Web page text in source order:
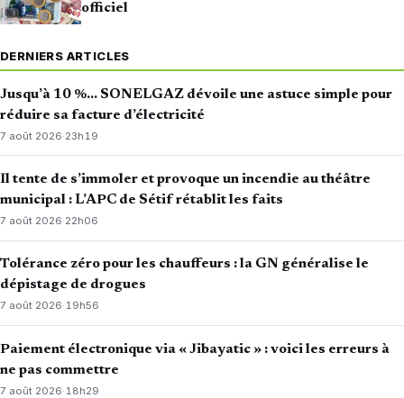
officiel
DERNIERS ARTICLES
Jusqu’à 10 %… SONELGAZ dévoile une astuce simple pour
réduire sa facture d’électricité
7 août 2026·23h19
Il tente de s’immoler et provoque un incendie au théâtre
municipal : L’APC de Sétif rétablit les faits
7 août 2026·22h06
Tolérance zéro pour les chauffeurs : la GN généralise le
dépistage de drogues
7 août 2026·19h56
Paiement électronique via « Jibayatic » : voici les erreurs à
ne pas commettre
7 août 2026· 18h29